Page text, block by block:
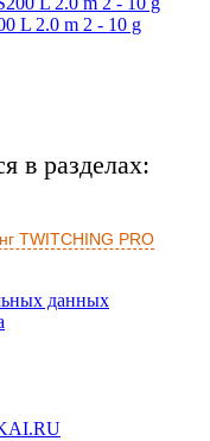
L 2.0 m 2 - 10 g
в разделах:
TWITCHING PRO
данных